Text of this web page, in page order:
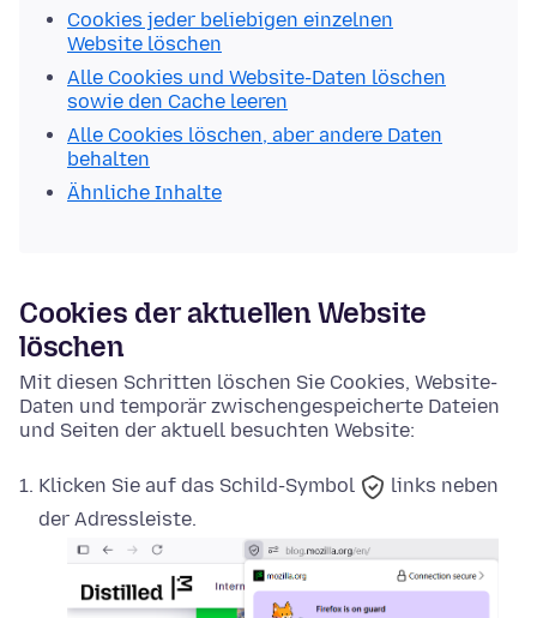
Cookies jeder beliebigen einzelnen
Website löschen
Alle Cookies und Website-Daten löschen
sowie den Cache leeren
Alle Cookies löschen, aber andere Daten
behalten
Ähnliche Inhalte
Cookies der aktuellen Website
löschen
Mit diesen Schritten löschen Sie Cookies, Website-
Daten und temporär zwischengespeicherte Dateien
und Seiten der aktuell besuchten Website:
Klicken Sie auf das Schild-Symbol
links neben
der Adressleiste.